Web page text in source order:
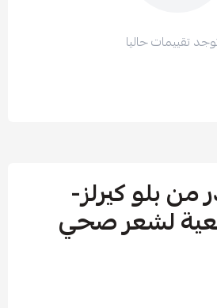
تقييمات حاليا
بلو كيرلز-
لشعر صحي